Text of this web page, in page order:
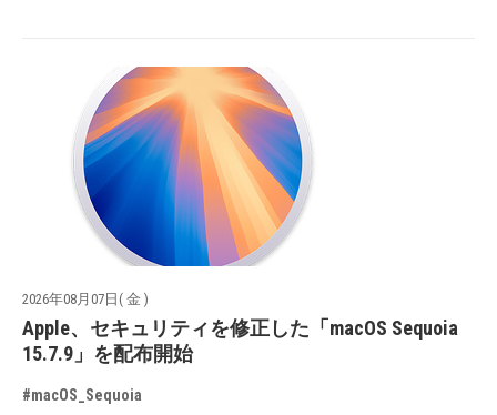
2026年08月07日( 金 )
Apple、セキュリティを修正した「macOS Sequoia
15.7.9」を配布開始
#macOS_Sequoia